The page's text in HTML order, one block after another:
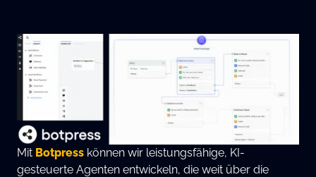
Mit Botpress können wir leistungsfähige, KI-
gesteuerte Agenten entwickeln, die weit über die